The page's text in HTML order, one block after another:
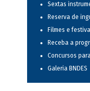
Sextas
Reserva de
Filmes e
Receba a
Concursos
Galeria BNDES